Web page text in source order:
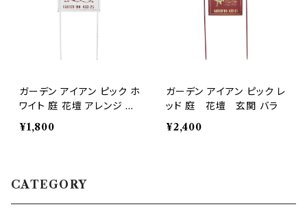
ガーデン アイアン ピック ホ
ワイト 庭 花壇 アレンジ 玄
関
¥1,800
ガーデン アイアン ピック レ
ッド 庭 花壇 玄関 バラ
¥2,400
CATEGORY